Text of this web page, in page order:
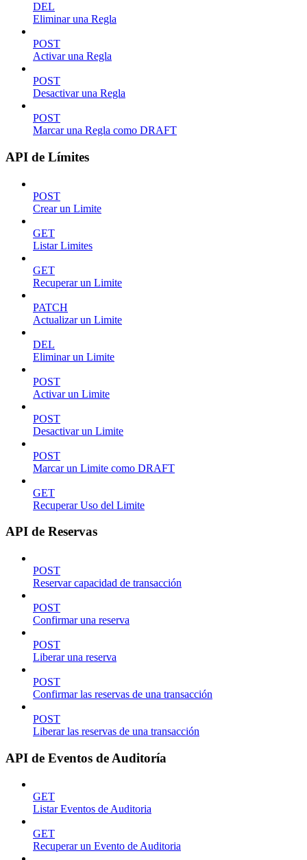
DEL
Eliminar una Regla
POST
Activar una Regla
POST
Desactivar una Regla
POST
Marcar una Regla como DRAFT
API de Límites
POST
Crear un Limite
GET
Listar Limites
GET
Recuperar un Limite
PATCH
Actualizar un Limite
DEL
Eliminar un Limite
POST
Activar un Limite
POST
Desactivar un Limite
POST
Marcar un Limite como DRAFT
GET
Recuperar Uso del Limite
API de Reservas
POST
Reservar capacidad de transacción
POST
Confirmar una reserva
POST
Liberar una reserva
POST
Confirmar las reservas de una transacción
POST
Liberar las reservas de una transacción
API de Eventos de Auditoría
GET
Listar Eventos de Auditoria
GET
Recuperar un Evento de Auditoria